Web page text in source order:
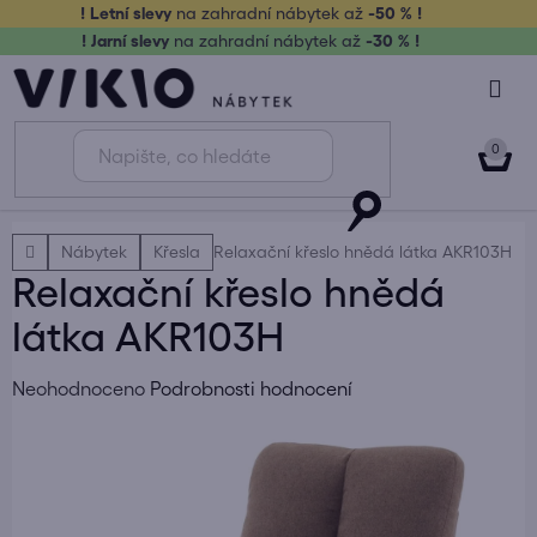
obsah
! Letní slevy na zahradní nábytek až-50 % !
! Jarní slevy na zahradní nábytek až -30 % !
DomůNábytek Křesla Relaxační křeslo hnědá látka AKR103H
Relaxační křeslo hnědá
látka AKR103H
Průměrné
Neohodnoceno Podrobnosti hodnocení